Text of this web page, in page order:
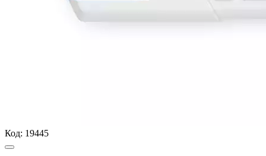
Код: 19445